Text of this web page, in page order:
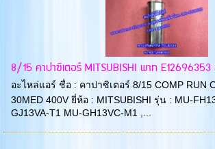
8/15 คาปาซิเตอร์ MITSUBISHI พาท
อะไหล่แอร์ ชื่อ : คาปาซิเตอร์ 8/15 COMP RUN
30MED 400V ยี่ห้อ : MITSUBISHI รุ่น : MU-
GJ13VA-T1 MU-GH13VC-M1 ,...